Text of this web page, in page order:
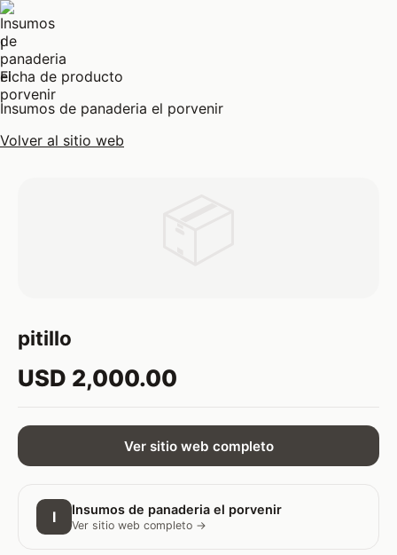
I
Ficha de producto
Insumos de panaderia el porvenir
Volver al sitio web
pitillo
USD 2,000.00
Ver sitio web completo
I Insumos de panaderia el porvenir
Ver sitio web completo →